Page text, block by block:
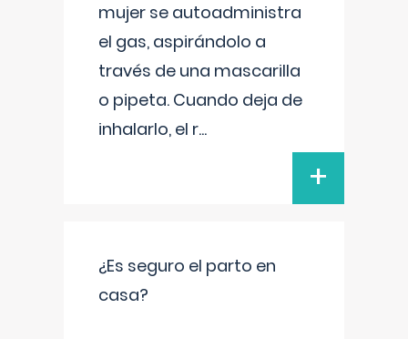
mujer se autoadministra
el gas, aspirándolo a
través de una mascarilla
o pipeta. Cuando deja de
inhalarlo, el r...
+
¿Es seguro el parto en
casa?